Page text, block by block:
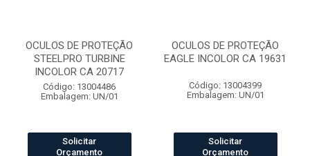
OCULOS DE PROTEÇÃO
STEELPRO TURBINE
INCOLOR CA 20717
Código: 13004486
Embalagem: UN/01
Solicitar
Orçamento
OCULOS DE PROTEÇÃO
EAGLE INCOLOR CA 19631
Código: 13004399
Embalagem: UN/01
Solicitar
Orçamento